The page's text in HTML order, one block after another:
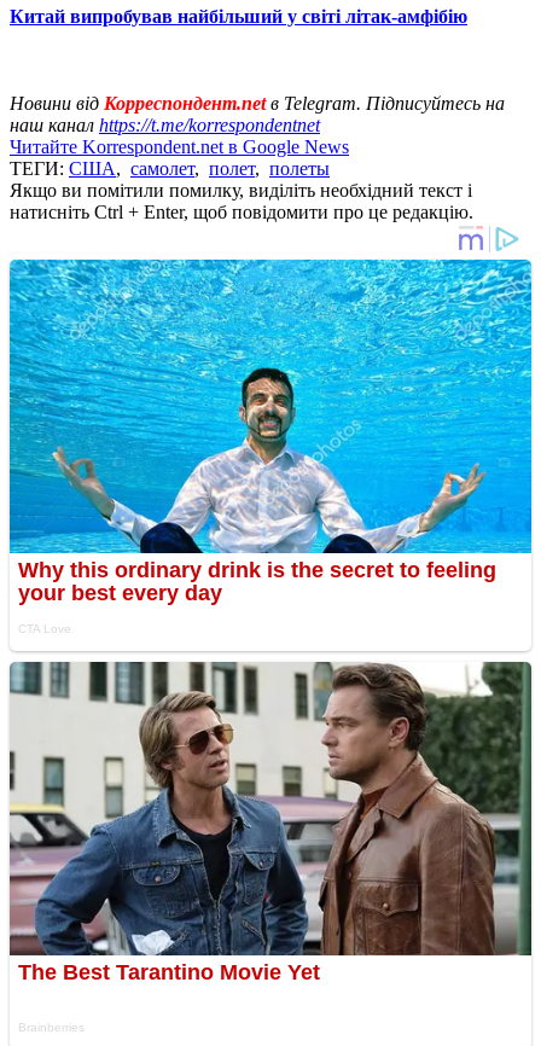
Китай випробував найбільший у світі літак-амфібію
Новини від Корреспондент.netв Telegram. Підписуйтесь на
наш канал https://t.me/korrespondentnet
Читайте Korrespondent.net в Google News
ТЕГИ: США, самолет, полет, полеты
Якщо ви помітили помилку, виділіть необхідний текст і
натисніть Ctrl + Enter, щоб повідомити про це редакцію.